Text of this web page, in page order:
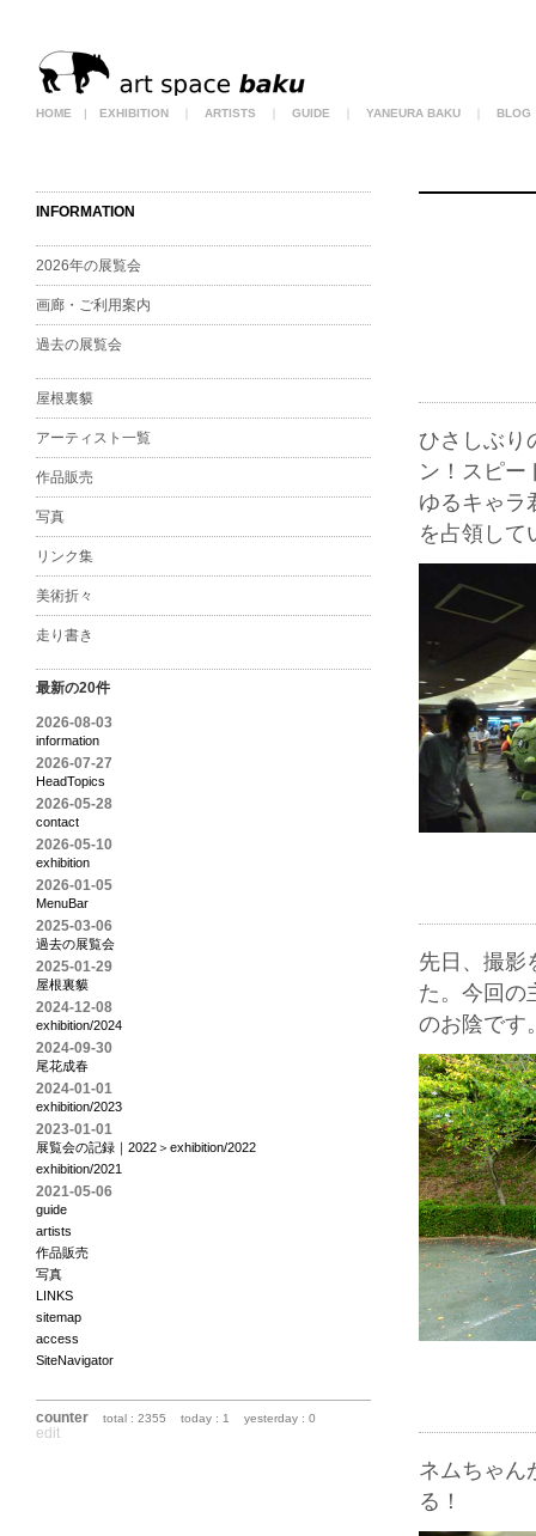
INFORMATION
2026年の展覧会
画廊・ご利用案内
過去の展覧会
屋根裏貘
アーティスト一覧
作品販売
写真
リンク集
美術折々
走り書き
最新の20件
2026-08-03
information
2026-07-27
HeadTopics
2026-05-28
contact
2026-05-10
exhibition
2026-01-05
MenuBar
2025-03-06
過去の展覧会
2025-01-29
屋根裏貘
2024-12-08
exhibition/2024
2024-09-30
尾花成春
2024-01-01
exhibition/2023
2023-01-01
展覧会の記録｜2022＞exhibition/2022
exhibition/2021
2021-05-06
guide
artists
作品販売
写真
LINKS
sitemap
access
SiteNavigator
counter total : 2355 today : 1 yesterday : 0
edit
ひさしぶり
ン！スピー
ゆるキゃラ
を占領して
先日、撮影
た。今回の
のお陰です
ネムちゃん
る！
HOME | EXHIBITION ARTISTS GUIDE YANEURA BAKU BLOG